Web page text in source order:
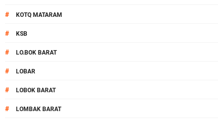
# KOTQ MATARAM
# KSB
# LO.BOK BARAT
# LOBAR
# LOBOK BARAT
# LOMBAK BARAT